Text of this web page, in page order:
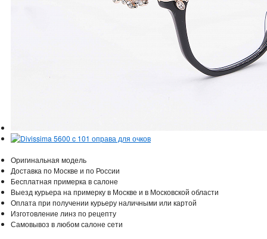
Оригинальная модель
Доставка по Москве и по России
Бесплатная примерка в салоне
Выезд курьера на примерку в Москве и в Московской области
Оплата при получении курьеру наличными или картой
Изготовление линз по рецепту
Самовывоз в любом салоне сети